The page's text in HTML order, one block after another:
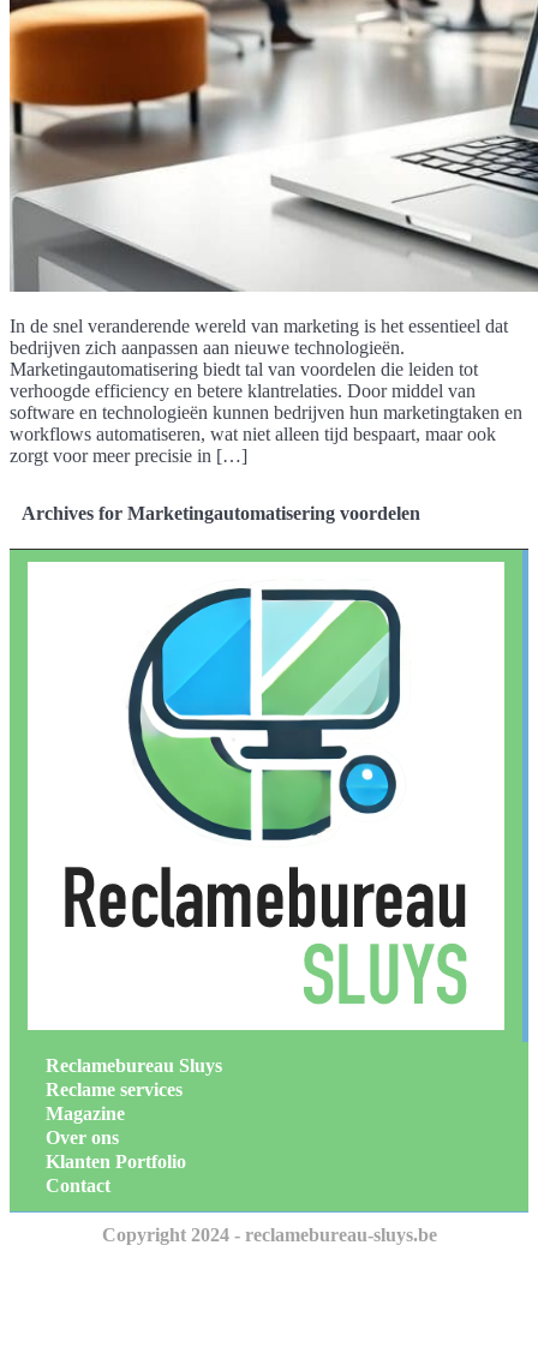
In de snel veranderende wereld van marketing is het essentieel dat
bedrijven zich aanpassen aan nieuwe technologieën.
Marketingautomatisering biedt tal van voordelen die leiden tot
verhoogde efficiency en betere klantrelaties. Door middel van
software en technologieën kunnen bedrijven hun marketingtaken en
workflows automatiseren, wat niet alleen tijd bespaart, maar ook
zorgt voor meer precisie in […]
Archives for Marketingautomatisering voordelen
Reclamebureau Sluys
Reclame services
Magazine
Over ons
Klanten Portfolio
Contact
Copyright 2024 - reclamebureau-sluys.be